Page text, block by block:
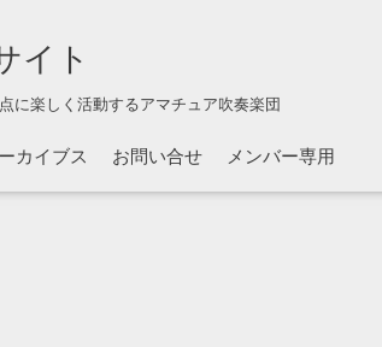
イト
に楽しく活動するアマチュア吹奏楽団
カイブス お問い合せ メンバー専用